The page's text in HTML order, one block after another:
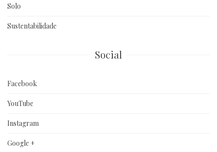
Solo
Sustentabilidade
Social
Facebook
YouTube
Instagram
Google +